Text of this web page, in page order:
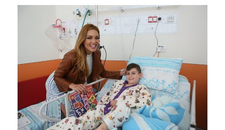
הרצון
–
מקום
ראשון
בארץ
בסקר
שביעות
הרצון
של
משרד
הבריאות